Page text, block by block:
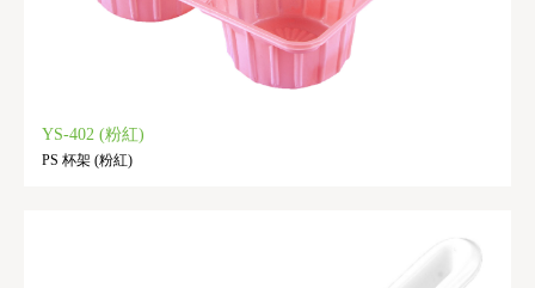
YS-402 (粉紅)
PS 杯架 (粉紅)